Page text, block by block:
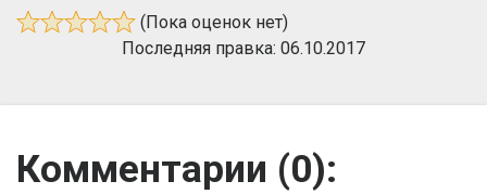
(Пока оценок нет)
Последняя правка: 06.10.2017
Комментарии (0):